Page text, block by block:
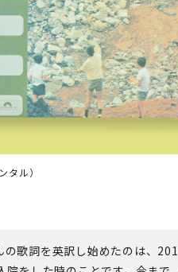
タル）
歌詞を英訳し始めたのは、